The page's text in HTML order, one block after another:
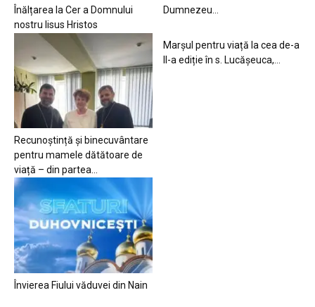
Înălțarea la Cer a Domnului
nostru Iisus Hristos
Dumnezeu…
Recunoștință și binecuvântare
pentru mamele dătătoare de
viață – din partea...
Marșul pentru viață la cea de-a
II-a ediție în s. Lucășeuca,...
Învierea Fiului văduvei din Nain